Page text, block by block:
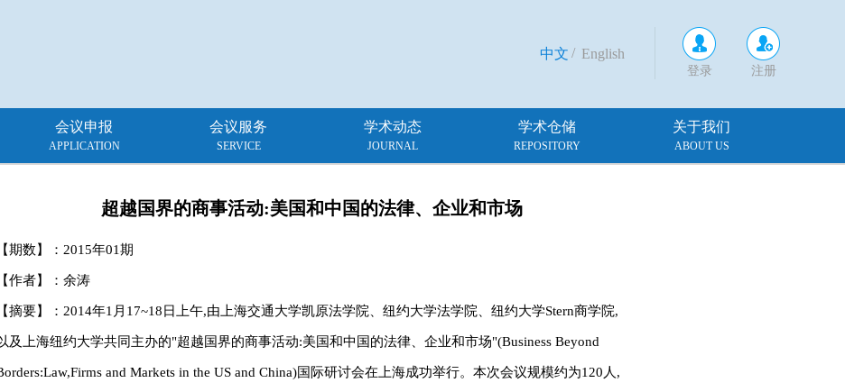
中文 / English
登录 注册
会议申报
APPLICATION
会议服务
SERVICE
学术动态
JOURNAL
学术仓储
REPOSITORY
关于我们
ABOUT US
超越国界的商事活动:美国和中国的法律、企业和市场
【期数】： 2015年01期
【作者】：余涛
【摘要】：2014年1月17~18日上午,由上海交通大学凯原法学院、纽约大学法学院、纽约大学Stern商学院,
及上海纽约大学共同主办的"超越国界的商事活动:美国和中国的法律、企业和市场"(Business Beyond
and Markets in the US and China)国际研讨会在上海成功举行。本次会议规模约为120人,